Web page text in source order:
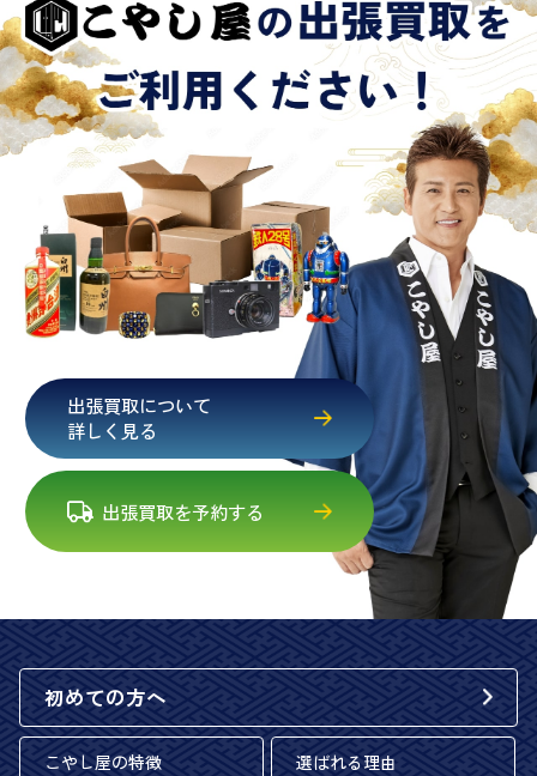
出張買取について
詳しく見る
出張買取を予約する
初めての方へ
こやし屋の特徴 選ばれる理由